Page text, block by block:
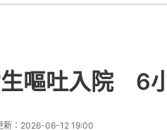
嘔吐入院 6
新： 2026-06-12 19:00